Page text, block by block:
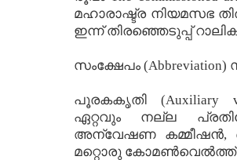
മഹാരാഷ്ട്ര നിയമസഭ
ഇന്ന് തിരഞ്ഞെടുപ്പ്
സംക്ഷേപം
പൂരകകൃതി (Auxiliary
ഏറ്റവും നല്ല
അന്വേഷണ കമ്മീഷന്‍,
മറ്റൊരു